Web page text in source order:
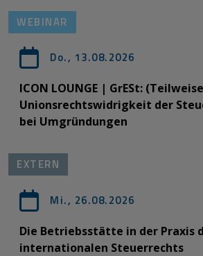
WEBINAR
Do., 13.08.2026
ICON LOUNGE | GrESt:
Unionsrechtswidrigkeit der
bei Umgründungen
EXTERN
Mi., 26.08.2026
Die Betriebsstätte in der Praxis
internationalen Steuerrechts